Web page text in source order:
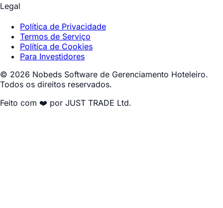
Legal
Política de Privacidade
Termos de Serviço
Política de Cookies
Para Investidores
© 2026 Nobeds Software de Gerenciamento Hoteleiro.
Todos os direitos reservados.
Feito com ❤️ por JUST TRADE Ltd.